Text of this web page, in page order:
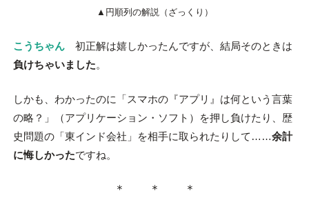
▲円順列の解説（ざっくり）
こうちゃん初正解は嬉しかったんですが、結局そのときは
負けちゃいました。
しかも、わかったのに「スマホの『アプリ』は何という言葉
の略？」（アプリケーション・ソフト）を押し負けたり、歴
史問題の「東インド会社」を相手に取られたりして……余計
に悔しかったですね。
＊ ＊ ＊